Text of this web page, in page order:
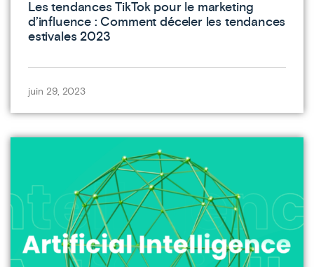
Les tendances TikTok pour le marketing
d’influence : Comment déceler les tendances
estivales 2023
juin 29, 2023